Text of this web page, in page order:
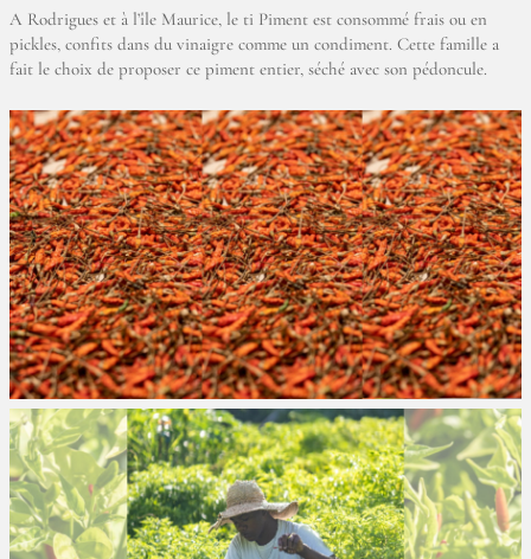
A Rodrigues et à l’île Maurice, le ti Piment est consommé frais ou en
pickles, confits dans du vinaigre comme un condiment. Cette famille a
fait le choix de proposer ce piment entier, séché avec son pédoncule.